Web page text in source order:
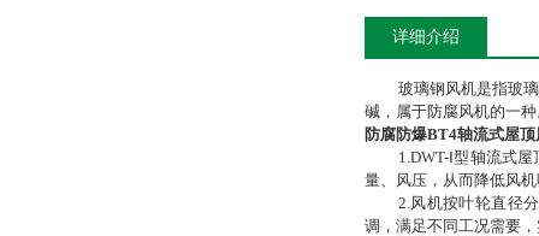
详细介绍
玻璃钢风机是指玻
碱，属于防腐风机的一
防腐防爆BT4轴流式屋顶
1.DWT-Ⅰ型轴流式
量、风压，从而降低风
2.风机按叶轮直径分
调，满足不同工况需要